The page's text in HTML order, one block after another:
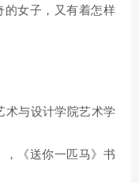
的女子，又有着怎样
术与设计学院艺术学
，《送你一匹马》书